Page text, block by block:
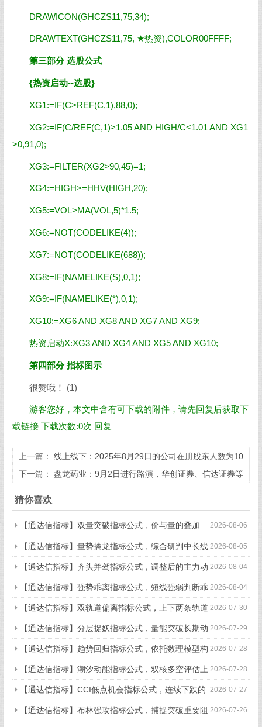
DRAWICON(GHCZS11,75,34);
DRAWTEXT(GHCZS11,75, ★热资),COLOR00FFFF;
第三部分 选股公式
{热资启动--选股}
XG1:=IF(C>REF(C,1),88,0);
XG2:=IF(C/REF(C,1)>1.05 AND HIGH/C<1.01 AND XG1
>0,91,0);
XG3:=FILTER(XG2>90,45)=1;
XG4:=HIGH>=HHV(HIGH,20);
XG5:=VOL>MA(VOL,5)*1.5;
XG6:=NOT(CODELIKE(4));
XG7:=NOT(CODELIKE(688));
XG8:=IF(NAMELIKE(S),0,1);
XG9:=IF(NAMELIKE(*),0,1);
XG10:=XG6 AND XG8 AND XG7 AND XG9;
热资启动X:XG3 AND XG4 AND XG5 AND XG10;
第四部分 指标图示
很赞哦！ (1)
游客您好，本文中含有可下载的附件，请先回复后获取下
载链接 下载次数:0次 回复
上一篇： 线上线下：2025年8月29日的公司在册股东人数为10
958户
下一篇： 盘龙药业：9月2日进行路演，华创证券、信达证券等
猜你喜欢
2026-08-06
【通达信指标】双量突破指标公式，价与量的叠加
（副图+选股） 2026-08-05
【通达信指标】量势擒龙指标公式，综合研判中长线
趋势（副图+选股） 2026-08-04
【通达信指标】齐头并驾指标公式，调整后的主力动
作（副图+选股） 2026-08-04
【通达信指标】强势乖离指标公式，短线强弱判断乖
离低点（副图+选股） 2026-07-30
【通达信指标】双轨道偏离指标公式，上下两条轨道
偏离预警（副图+选股） 2026-07-29
【通达信指标】分层捉妖指标公式，量能突破长期动
态压力（副图+选股） 2026-07-28
【通达信指标】趋势回归指标公式，依托数理模型构
建回归趋势（副图+选股） 2026-07-28
【通达信指标】潮汐动能指标公式，双核多空评估上
涨动能，量化判断多空力量的强弱状态（副图） 2026-07-27
【通达信指标】CCI低点机会指标公式，连续下跌的
CCI拐点机会（副图+选股） 2026-07-26
【通达信指标】布林强攻指标公式，捕捉突破重要阻